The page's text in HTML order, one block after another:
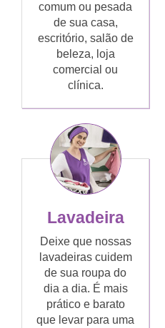
comum ou pesada
de sua casa,
escritório, salão de
beleza, loja
comercial ou
clínica.
Lavadeira
Deixe que nossas
lavadeiras cuidem
de sua roupa do
dia a dia. É mais
prático e barato
que levar para uma